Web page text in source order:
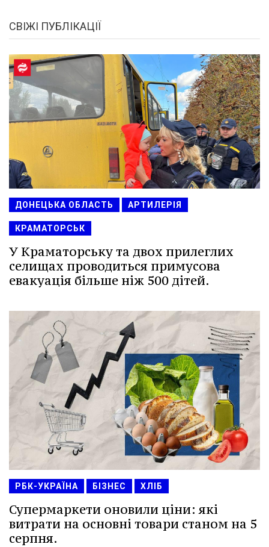
СВІЖІ ПУБЛІКАЦІЇ
ДОНЕЦЬКА ОБЛАСТЬ АРТИЛЕРІЯ
КРАМАТОРСЬК
У Краматорську та двох прилеглих
селищах проводиться примусова
евакуація більше ніж 500 дітей.
РБК-УКРАЇНА БІЗНЕС ХЛІБ
Супермаркети оновили ціни: які
витрати на основні товари станом на 5
серпня.